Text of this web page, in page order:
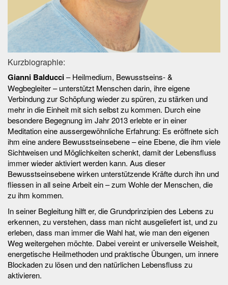
Kurzbiographie:
Gianni Balducci– Heilmedium, Bewusstseins- &
Wegbegleiter – unterstützt Menschen darin, ihre eigene
Verbindung zur Schöpfung wieder zu spüren, zu stärken und
mehr in die Einheit mit sich selbst zu kommen. Durch eine
besondere Begegnung im Jahr 2013 erlebte er in einer
Meditation eine aussergewöhnliche Erfahrung: Es eröffnete sich
ihm eine andere Bewusstseinsebene – eine Ebene, die ihm viele
Sichtweisen und Möglichkeiten schenkt, damit der Lebensfluss
immer wieder aktiviert werden kann. Aus dieser
Bewusstseinsebene wirken unterstützende Kräfte durch ihn und
fliessen in all seine Arbeit ein – zum Wohle der Menschen, die
zu ihm kommen.
In seiner Begleitung hilft er, die Grundprinzipien des Lebens zu
erkennen, zu verstehen, dass man nicht ausgeliefert ist, und zu
erleben, dass man immer die Wahl hat, wie man den eigenen
Weg weitergehen möchte. Dabei vereint er universelle Weisheit,
energetische Heilmethoden und praktische Übungen, um innere
Blockaden zu lösen und den natürlichen Lebensfluss zu
aktivieren.